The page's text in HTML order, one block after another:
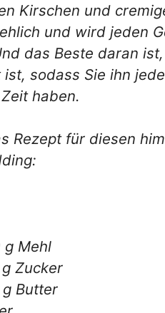
Kirschen und
und wird jeden
das Beste daran
sodass Sie ihn
haben.
Rezept für diesen
g Mehl
g Zucker
g Butter